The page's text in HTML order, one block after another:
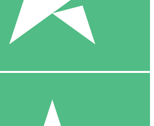
10 00
10 Downloads
20 00